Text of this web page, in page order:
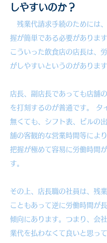
しやすいのか？
残業代請求手続のためには
握が簡単である必要があります
こういった飲食店の店長は、
がしやすいというのがあります
店長、副店長であっても店舗
を打刻するのが普通です。 タ
無くても、シフト表、ビルの
舗の客観的な営業時間等によ
把握が極めて容易に労働時間
す。
その上、店長職の社員は、残
こともあって逆に労働時間が
傾向にあります。つまり、会
業代を払わなくて良いと思っ